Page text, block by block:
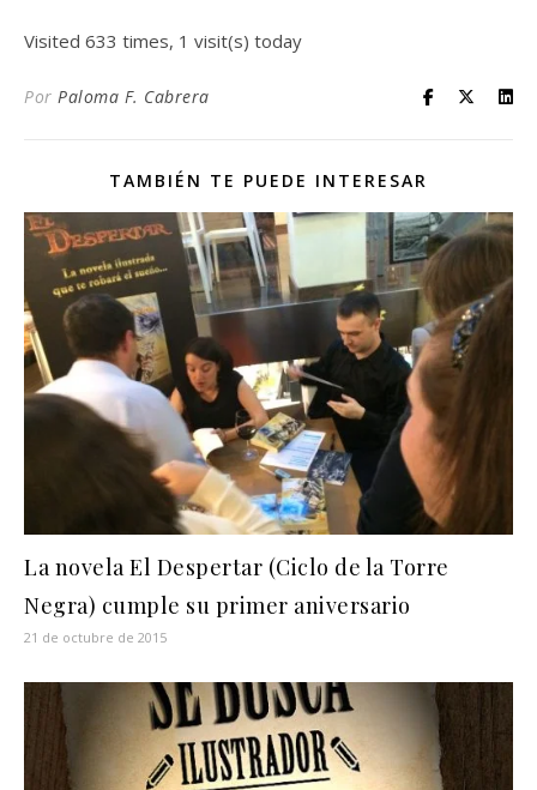
Visited 633 times, 1 visit(s) today
Por Paloma F. Cabrera
TAMBIÉN TE PUEDE INTERESAR
La novela El Despertar (Ciclo de la Torre
Negra) cumple su primer aniversario
21 de octubre de 2015